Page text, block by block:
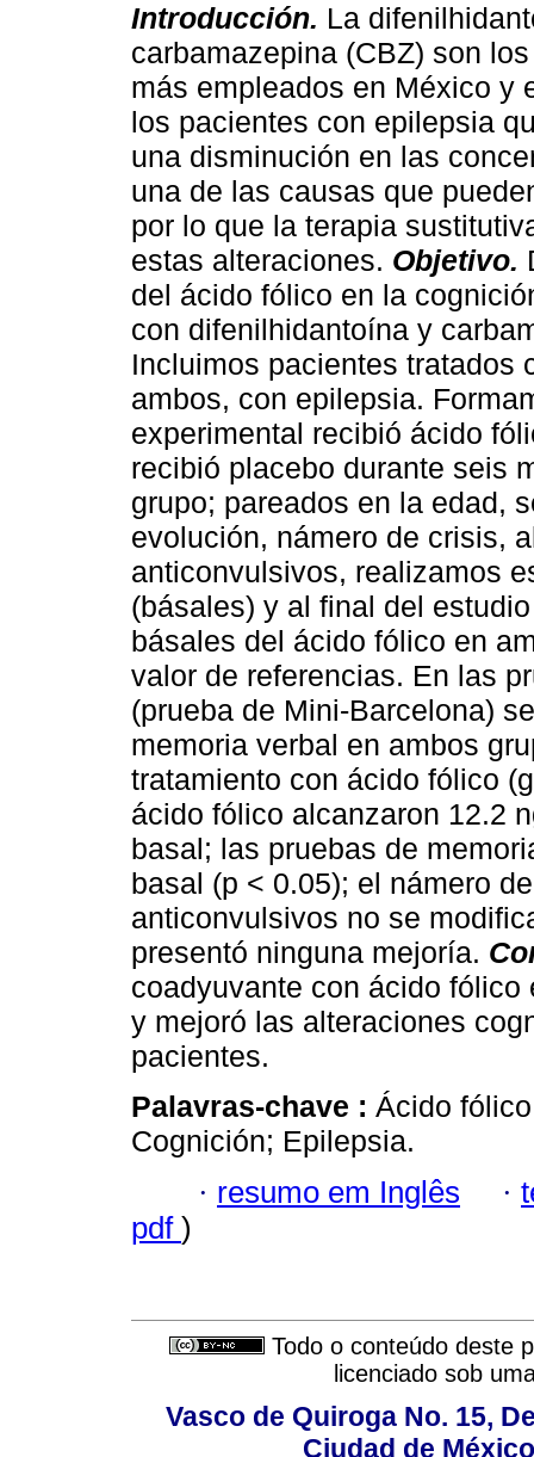
Introducción. La
carbamazepina (CBZ) son
más empleados en México y
los pacientes con epilepsia
una disminución en las
una de las causas que
por lo que la terapia
estas alteraciones. Objetivo.
del ácido fólico en la
con difenilhidantoína y
Incluimos pacientes tratados
ambos, con epilepsia.
experimental recibió ácido
recibió placebo durante seis
grupo; pareados en la edad,
evolución, námero de crisis,
anticonvulsivos, realizamos
(básales) y al final del
básales del ácido fólico en
valor de referencias. En las
(prueba de Mini-Barcelona)
memoria verbal en ambos
tratamiento con ácido fólico
ácido fólico alcanzaron 12.2
basal; las pruebas de
basal (p < 0.05); el námero
anticonvulsivos no se
presentó ninguna mejoría.
coadyuvante con ácido
y mejoró las alteraciones
pacientes.
Palavras-chave : Ácido
Cognición; Epilepsia.
· resumo em Inglês ·
pdf )
Todo o conteúdo deste
licenciado sob
Vasco de Quiroga No. 15,
Ciudad de